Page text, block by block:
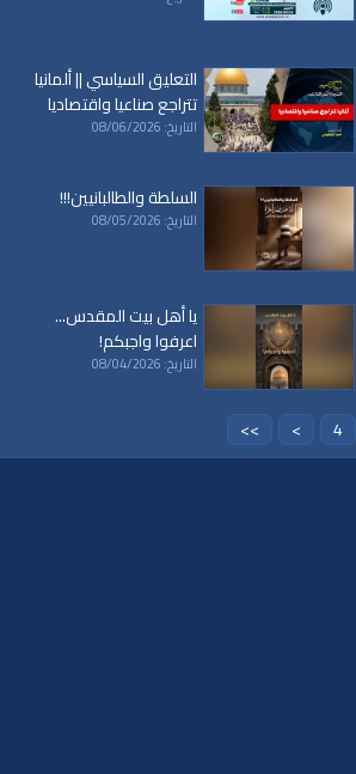
|
al waqiah
|
al waqiaa
|
al waqia
|سياسة
how to
|
economy
|
politics
التعليق السياسي || ألمانيا
تتراجع صناعيا واقتصاديا
التاريخ: 08/06/2026
السلطة والطالبانيين!!!
التاريخ: 08/05/2026
يا أهل بيت المقدس...
اعرفوا واجبكم!
التاريخ: 08/04/2026
4
>
>>